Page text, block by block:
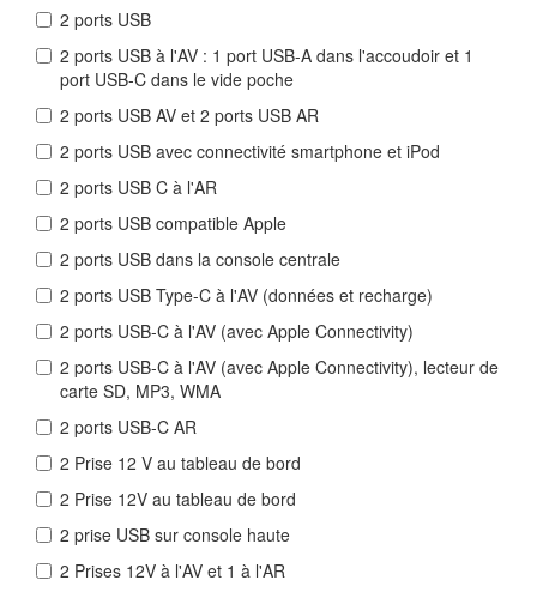
2 ports USB
2 ports USB à l'AV : 1 port USB-A dans l'accoudoir et 1
port USB-C dans le vide poche
2 ports USB AV et 2 ports USB AR
2 ports USB avec connectivité smartphone et iPod
2 ports USB C à l'AR
2 ports USB compatible Apple
2 ports USB dans la console centrale
2 ports USB Type-C à l'AV (données et recharge)
2 ports USB-C à l'AV (avec Apple Connectivity)
2 ports USB-C à l'AV (avec Apple Connectivity), lecteur de
carte SD, MP3, WMA
2 ports USB-C AR
2 Prise 12 V au tableau de bord
2 Prise 12V au tableau de bord
2 prise USB sur console haute
2 Prises 12V à l'AV et 1 à l'AR